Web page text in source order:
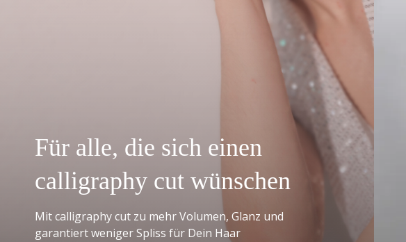
Für alle, die sich einen
calligraphy cut wünschen
Mit calligraphy cut zu mehr Volumen, Glanz und
garantiert weniger Spliss für Dein Haar